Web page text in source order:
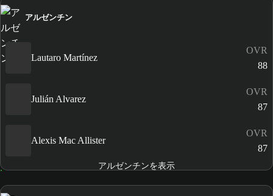
アルゼンチン
Lautaro Martínez
OVR
88
Julián Alvarez
OVR
87
Alexis Mac Allister
OVR
87
アルゼンチンを表示